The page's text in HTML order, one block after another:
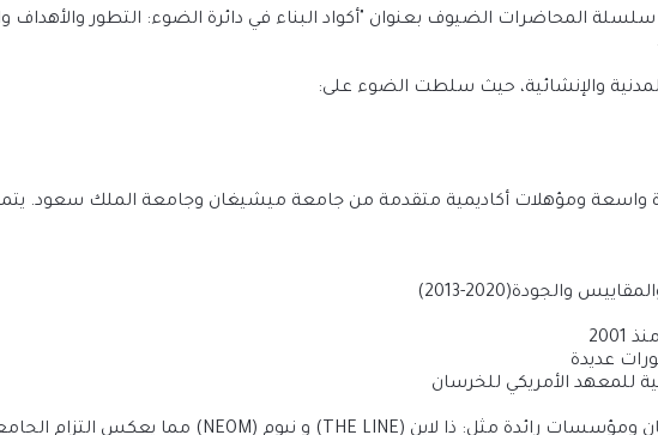
الضيوف بعنوان "أكواد البناء في دائرة الضوء: التطور والأهداف
والإنشائية، حيث سلطت الضوء على:
واسعة ومؤهلات أكاديمية متقدمة من جامعة ميشيغان وجامعة الملك سعود.
والجودة(2013-2020)
عديدة
للمعهد الأمريكي للخرسان
ومؤسسات رائدة مثل: ذا لاين (THE LINE
) و نيوم (NEOM) مما يعكس التزام